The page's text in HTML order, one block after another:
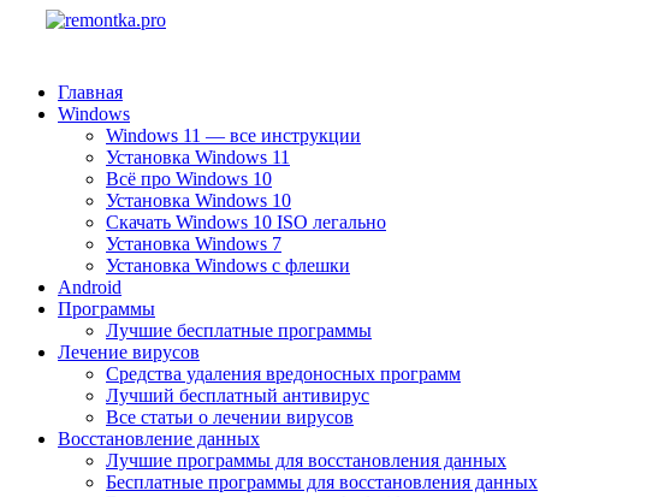
Главная
Windows
Windows 11 — все инструкции
Установка Windows 11
Всё про Windows 10
Установка Windows 10
Скачать Windows 10 ISO легально
Установка Windows 7
Установка Windows с флешки
Android
Программы
Лучшие бесплатные программы
Лечение вирусов
Средства удаления вредоносных программ
Лучший бесплатный антивирус
Все статьи о лечении вирусов
Восстановление данных
Лучшие программы для восстановления данных
Бесплатные программы для восстановления данных